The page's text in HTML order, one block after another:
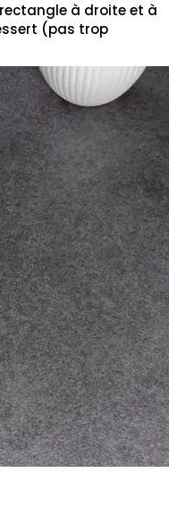
à droite et à
(pas trop